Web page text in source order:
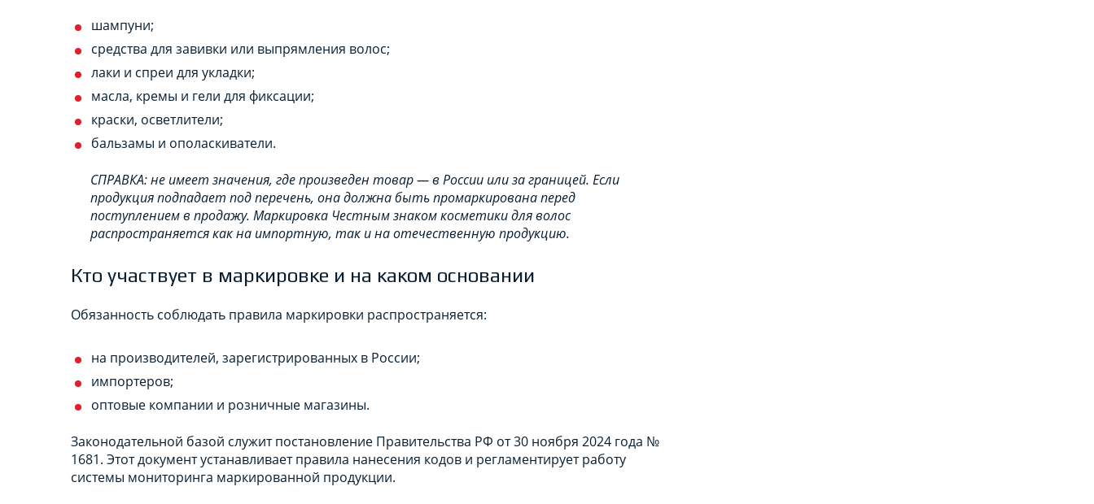
шампуни;
средства для завивки или выпрямления волос;
лаки и спреи для укладки;
масла, кремы и гели для фиксации;
краски, осветлители;
бальзамы и ополаскиватели.
СПРАВКА: не имеет значения, где произведен товар — в России или за границей. Если
продукция подпадает под перечень, она должна быть промаркирована перед
поступлением в продажу. Маркировка Честным знаком косметики для волос
распространяется как на импортную, так и на отечественную продукцию.
Кто участвует в маркировке и на каком основании
Обязанность соблюдать правила маркировки распространяется:
на производителей, зарегистрированных в России;
импортеров;
оптовые компании и розничные магазины.
Законодательной базой служит постановление Правительства РФ от 30 ноября 2024 года №
1681. Этот документ устанавливает правила нанесения кодов и регламентирует работу
системы мониторинга маркированной продукции.